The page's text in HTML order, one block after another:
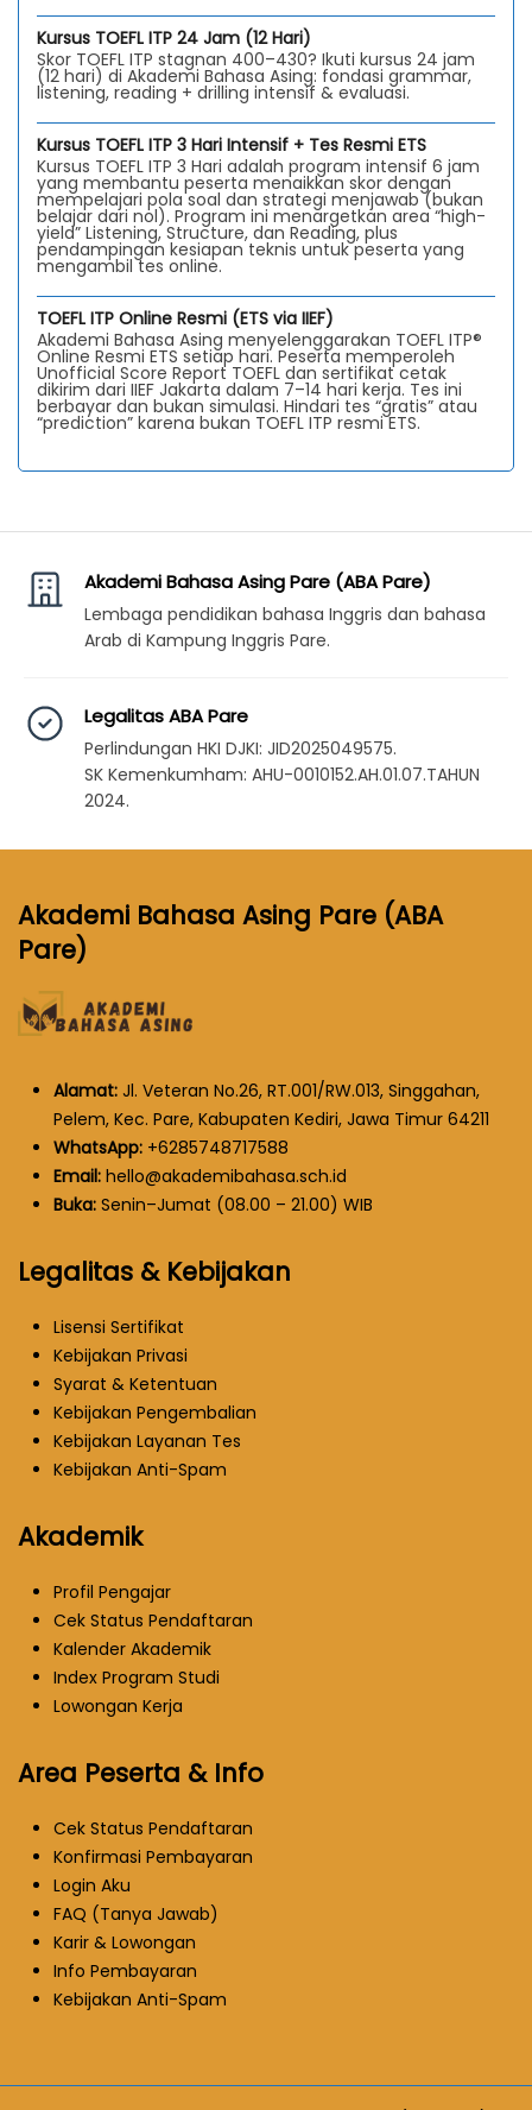
Kursus TOEFL ITP 24 Jam (12 Hari)
Skor TOEFL ITP stagnan 400–430? Ikuti kursus 24 jam
(12 hari) di Akademi Bahasa Asing: fondasi grammar,
listening, reading + drilling intensif & evaluasi.
Kursus TOEFL ITP 3 Hari Intensif + Tes Resmi ETS
Kursus TOEFL ITP 3 Hari adalah program intensif 6 jam
yang membantu peserta menaikkan skor dengan
mempelajari pola soal dan strategi menjawab (bukan
belajar dari nol). Program ini menargetkan area “high-
yield” Listening, Structure, dan Reading, plus
pendampingan kesiapan teknis untuk peserta yang
mengambil tes online.
TOEFL ITP Online Resmi (ETS via IIEF)
Akademi Bahasa Asing menyelenggarakan TOEFL ITP®
Online Resmi ETS setiap hari. Peserta memperoleh
Unofficial Score Report TOEFL dan sertifikat cetak
dikirim dari IIEF Jakarta dalam 7–14 hari kerja. Tes ini
berbayar dan bukan simulasi. Hindari tes “gratis” atau
“prediction” karena bukan TOEFL ITP resmi ETS.
Akademi Bahasa Asing Pare (ABA Pare)
Lembaga pendidikan bahasa Inggris dan bahasa
Arab di Kampung Inggris Pare.
Legalitas ABA Pare
Perlindungan HKI DJKI: JID2025049575.
SK Kemenkumham: AHU-0010152.AH.01.07.TAHUN
2024.
Akademi Bahasa Asing Pare (ABA
Pare)
Alamat: Jl. Veteran No.26, RT.001/RW.013, Singgahan,
Pelem, Kec. Pare, Kabupaten Kediri, Jawa Timur 64211
WhatsApp: +6285748717588
Email: hello@akademibahasa.sch.id
Buka: Senin–Jumat (08.00 – 21.00) WIB
Legalitas & Kebijakan
Lisensi Sertifikat
Kebijakan Privasi
Syarat & Ketentuan
Kebijakan Pengembalian
Kebijakan Layanan Tes
Kebijakan Anti-Spam
Akademik
Profil Pengajar
Cek Status Pendaftaran
Kalender Akademik
Index Program Studi
Lowongan Kerja
Area Peserta & Info
Cek Status Pendaftaran
Konfirmasi Pembayaran
Login Aku
FAQ (Tanya Jawab)
Karir & Lowongan
Info Pembayaran
Kebijakan Anti-Spam